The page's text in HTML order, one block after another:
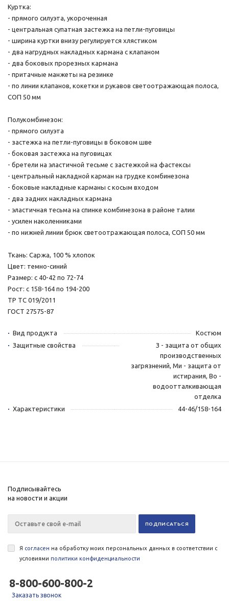
Куртка:
- прямого силуэта, укороченная
- центральная супатная застежка на петли-пуговицы
- ширина куртки внизу регулируется хлястиком
- два нагрудных накладных кармана с клапаном
- два боковых прорезных кармана
- притачные манжеты на резинке
- по линии клапанов, кокетки и рукавов светоотражающая полоса,
СОП 50 мм
Полукомбинезон:
- прямого силуэта
- застежка на петли-пуговицы в боковом шве
- боковая застежка на пуговицах
- бретели на эластичной тесьме с застежкой на фастексы
- центральный накладной карман на грудке комбинезона
- боковые накладные карманы с косым входом
- два задних накладных кармана
- эластичная тесьма на спинке комбинезона в районе талии
- усилен наколенниками
- по нижней линии брюк светоотражающая полоса, СОП 50 мм
Ткань: Саржа, 100 % хлопок
Цвет: темно-синий
Размер: с 40-42 по 72-74
Рост: с 158-164 по 194-200
ТР ТС 019/2011
ГОСТ 27575-87
Вид продукта
Костюм
Защитные свойства
З - защита от общих
производственных
загрязнений, Ми - защита от
истирания, Во -
водоотталкивающая
отделка
Характеристики
44-46/158-164
Подписывайтесь
на новости и акции
Я согласен на обработку моих персональных данных в соответствии с
условиями политики конфиденциальности
8-800-600-800-2
Заказать звонок